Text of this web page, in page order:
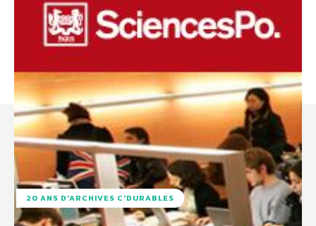
20 ANS D'ARCHIVES C'DURABLES